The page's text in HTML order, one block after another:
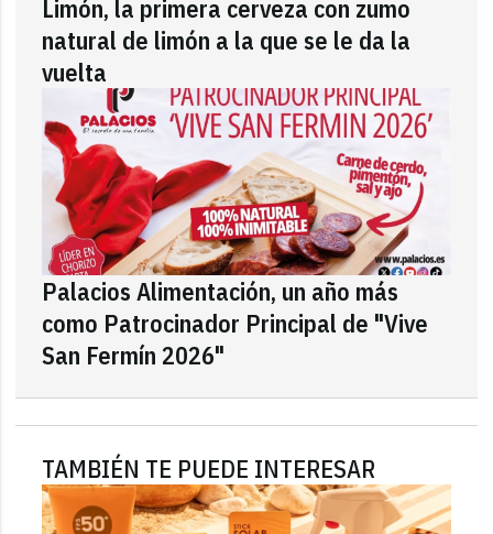
Limón, la primera cerveza con zumo
natural de limón a la que se le da la
vuelta
Palacios Alimentación, un año más
como Patrocinador Principal de "Vive
San Fermín 2026"
TAMBIÉN TE PUEDE INTERESAR